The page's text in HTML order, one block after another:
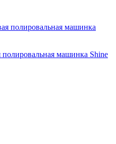
машинка Shine